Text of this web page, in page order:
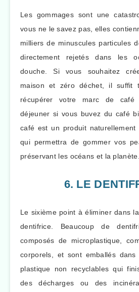
Les gommages sont une
vous ne le savez pas, elles
milliers de minuscules particules
directement rejetés dans les
douche. Si vous souhaitez
maison et zéro déchet, il suffit
récupérer votre marc de café
déjeuner si vous buvez du café
café est un produit
qui permettra de gommer vos
préservant les océans et la planète.
6. LE
Le sixième point à éliminer dans
dentifrice. Beaucoup de
composés de microplastique,
corporels, et sont emballés dans
plastique non recyclables qui
des décharges ou des